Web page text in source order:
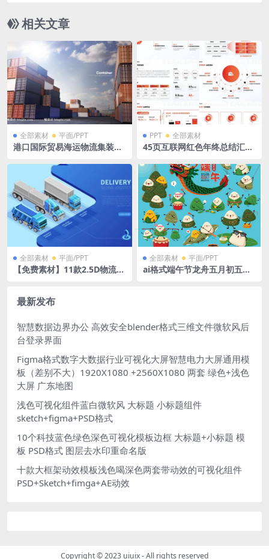
相关文章
全部素材 平面/PPT
港口国际贸易海运物流集装箱
PPT 全部素材
45页互联网红色年终总结汇报
全部素材 平面/PPT
【免费素材】11款2.5D物流快
全部素材 平面/PPT
ai格式端午节龙舟五月初五粽
最新发布
智慧数据边界办公 高效安全blender格式三维文件微软风后
台登录界面
Figma格式数字大数据行业可视化大屏智慧电力大屏通用模
板（差别不大）1920X1080 +2560X1080 两套 绿色+浅色
大屏 广东地图
浅色可视化组件蓝白微软风 大标题 小标题组件
sketch+figma+PSD格式
10个科技蓝色绿色深色可视化模板边框 大标题+小标题 模
板 PSD格式 图层去水印重命名版
十款大框架动效模板浅色喝深色两套带动效的可视化组件
PSD+Sketch+fimga+AE动效
Copyright © 2023 uiuix- All rights reserved